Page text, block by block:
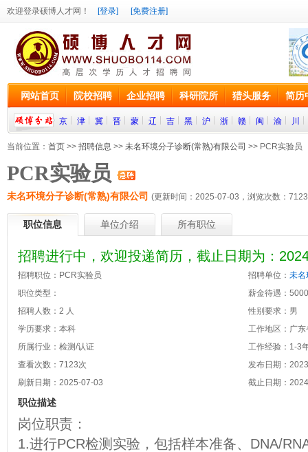
欢迎登录硕博人才网！ [登录] [免费注册]
网站首页 院校招聘 企业招聘 科研院所 猎头服务 简历
京 津 冀 晋 蒙 辽 吉 黑 沪 浙 赣 闽 渝 川
当前位置： 首页 >> 招聘信息 >> 未名环境分子诊断(常熟)有限公司 >> PCR实验员
PCR实验员
未名环境分子诊断(常熟)有限公司 (更新时间：2025-07-03，浏览次数： 7123
职位信息 单位介绍 所有职位
招聘进行中，欢迎投递简历，截止日期为：
招聘职位：PCR实验员 招聘单位： 未名
职位类型：
薪金待遇：
招聘人数：2 人
性别要求：男
学历要求：本科
工作地区：广东
所属行业：检测/认证
工作经验：1-3
查看次数： 7123次
发布日期：
刷新日期：2025-07-03
截止日期：
职位描述
岗位职责：
1.进行PCR检测实验，包括样本准备、DNA/